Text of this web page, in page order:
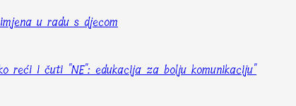
u radu s djecom
reći i čuti "NE": edukacija za bolju komunikaciju"